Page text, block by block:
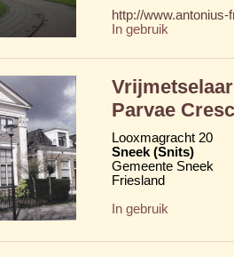
http://www.antonius-
In gebruik
Parvae
Looxmagracht 20
Sneek (Snits)
Gemeente Sneek
Friesland
In gebruik